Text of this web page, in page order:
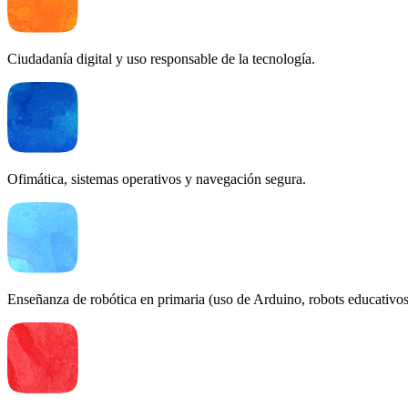
Ciudadanía digital y uso responsable de la tecnología.
Ofimática, sistemas operativos y navegación segura.
Enseñanza de robótica en primaria (uso de Arduino, robots